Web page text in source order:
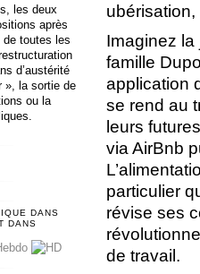
Imaginez
famille
application
se rend au
leurs
via AirBnb
particulier
révise ses
de travail.
les deux
après
de toutes les
d’austérité
», la sortie de
ou la
DANS
DANS